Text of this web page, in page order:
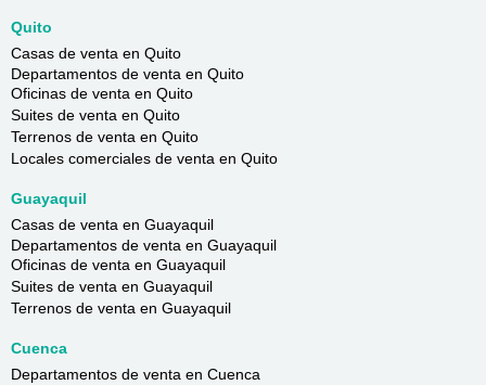
Quito
Casas de venta en Quito
Departamentos de venta en Quito
Oficinas de venta en Quito
Suites de venta en Quito
Terrenos de venta en Quito
Locales comerciales de venta en Quito
Guayaquil
Casas de venta en Guayaquil
Departamentos de venta en Guayaquil
Oficinas de venta en Guayaquil
Suites de venta en Guayaquil
Terrenos de venta en Guayaquil
Cuenca
Departamentos de venta en Cuenca